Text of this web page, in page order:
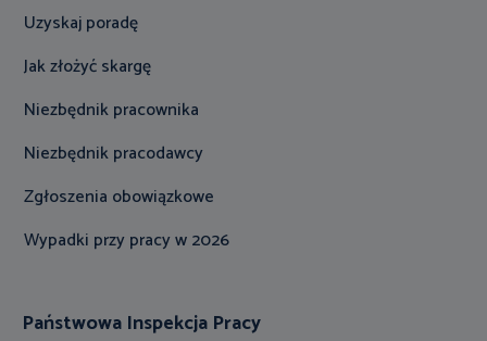
Uzyskaj poradę
Jak złożyć skargę
Niezbędnik pracownika
Niezbędnik pracodawcy
Zgłoszenia obowiązkowe
Wypadki przy pracy w 2026
Państwowa Inspekcja Pracy